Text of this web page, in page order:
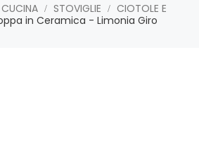
STOVIGLIE
CIOTOLE E
in Ceramica - Limonia Giro